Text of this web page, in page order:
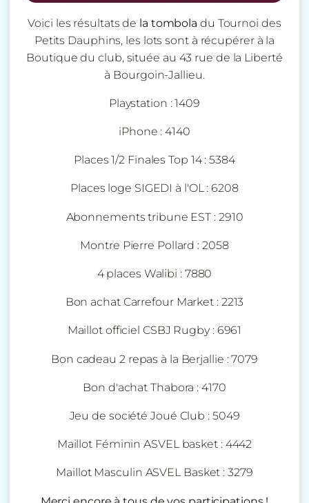
Voici les résultats de la tombola du Tournoi des
Petits Dauphins, les lots sont à récupérer à la
Boutique du club, située au 43 rue de la Liberté
à Bourgoin-Jallieu.
Playstation : 1409
iPhone : 4140
Places 1/2 Finales Top 14 : 5384
Places loge SIGEDI à l'OL : 6208
Abonnements tribune EST : 2910
Montre Pierre Pollard : 2058
4 places Walibi : 7880
Bon achat Carrefour Market : 2213
Maillot officiel CSBJ Rugby : 6961
Bon cadeau 2 repas à la Berjallie : 7079
Bon d'achat Thabora : 4170
Jeu de société Joué Club : 5049
Maillot Féminin ASVEL basket : 4442
Maillot Masculin ASVEL Basket : 3279